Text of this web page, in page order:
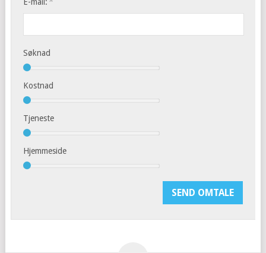
Søknad
Kostnad
Tjeneste
Hjemmeside